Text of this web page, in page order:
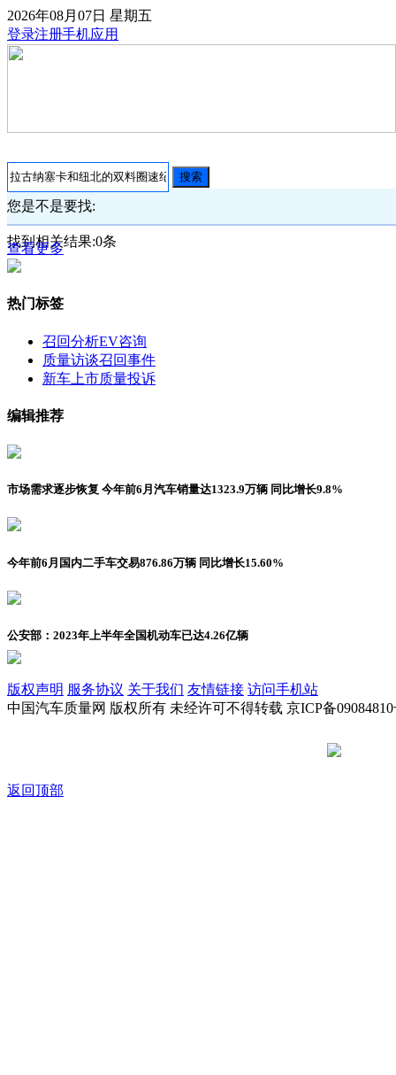
2026年08月07日 星期五
登录注册手机应用
搜索
您是不是要找:
找到相关结果:0条
查看更多
热门标签
召回分析EV咨询
质量访谈召回事件
新车上市质量投诉
编辑推荐
市场需求逐步恢复 今年前6月汽车销量达1323.9万辆 同比增长9.8%
今年前6月国内二手车交易876.86万辆 同比增长15.60%
公安部：2023年上半年全国机动车已达4.26亿辆
版权声明 服务协议 关于我们 友情链接 访问手机站
中国汽车质量网 版权所有 未经许可不得转载 京ICP备09084810
返回顶部